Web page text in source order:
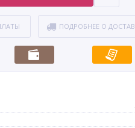
ПОДРОБНЕЕ О